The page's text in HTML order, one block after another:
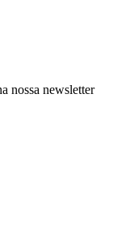
nossa newsletter